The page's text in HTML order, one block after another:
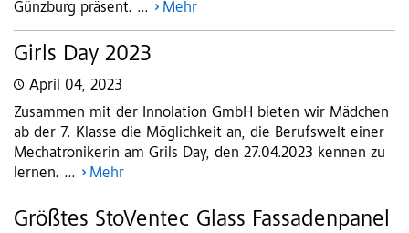
Günzburg präsent. ...
Mehr
Girls Day 2023
April 04, 2023
Zusammen mit der Innolation GmbH bieten wir Mädchen
ab der 7. Klasse die Möglichkeit an, die Berufswelt einer
Mechatronikerin am Grils Day, den 27.04.2023 kennen zu
lernen. ...
Mehr
Größtes StoVentec Glass Fassadenpanel